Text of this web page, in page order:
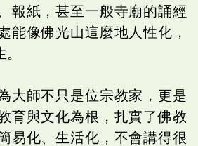
報紙，甚至一般寺廟的誦經
能像佛光山這麼地人性化，
大師不只是位宗教家，更是
育與文化為根，扎實了佛教
易化、生活化，不會講得很